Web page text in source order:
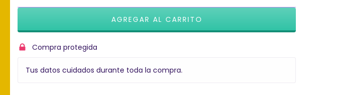
Compra protegida
Tus datos cuidados durante toda la compra.